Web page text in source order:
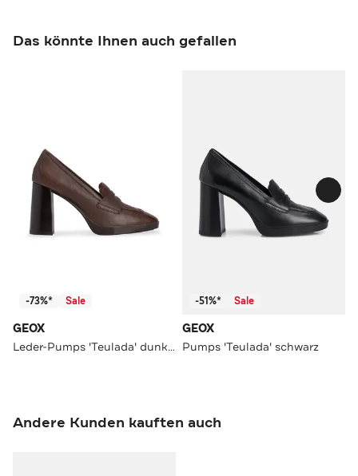
Das könnte Ihnen auch gefallen
-73%* Sale
GEOX
Leder-Pumps 'Teulada' dunkelbraun
-51%* Sale
GEOX
Pumps 'Teulada' schwarz
Andere Kunden kauften auch